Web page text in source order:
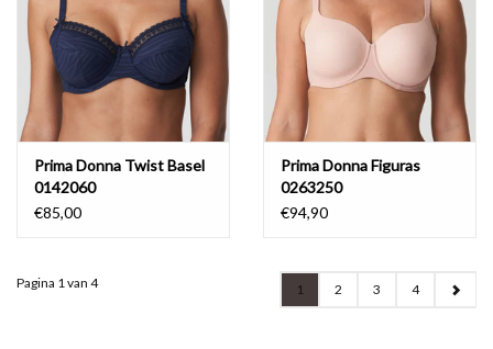
Prima Donna Twist Basel
0142060
€85,00
Prima Donna Figuras
0263250
€94,90
Pagina 1 van 4 1 2 3 4